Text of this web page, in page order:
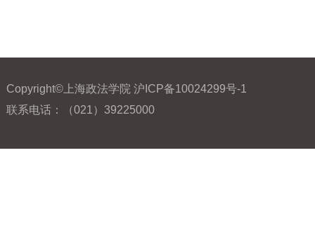
Copyright©上海政法学院 沪ICP备10024299号-1
联系电话：（021）39225000